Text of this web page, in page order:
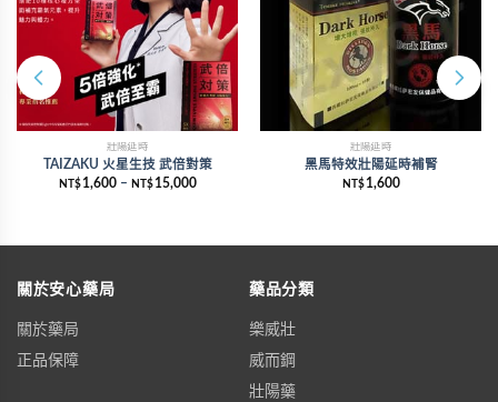
壯陽延時
TAIZAKU 火星生技 武倍對策
NT$ 1,600– NT$ 15,000
壯陽延時
黑馬特效壯陽延時補腎
NT$ 1,600
關於安心藥局
關於藥局
正品保障
藥品分類
樂威壯
威而鋼
壯陽藥